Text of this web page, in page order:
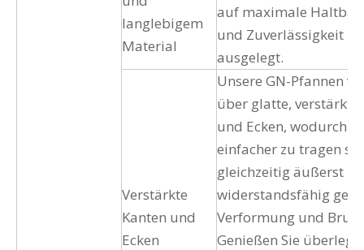
langlebigem
Material
auf maximale
und Zuverlässigkeit
ausgelegt.
Verstärkte
Kanten und
Ecken
Unsere GN-Pfannen
über glatte, verstärkte
und Ecken, wodurch
einfacher zu tragen
gleichzeitig äußerst
widerstandsfähig
Verformung und
Genießen Sie